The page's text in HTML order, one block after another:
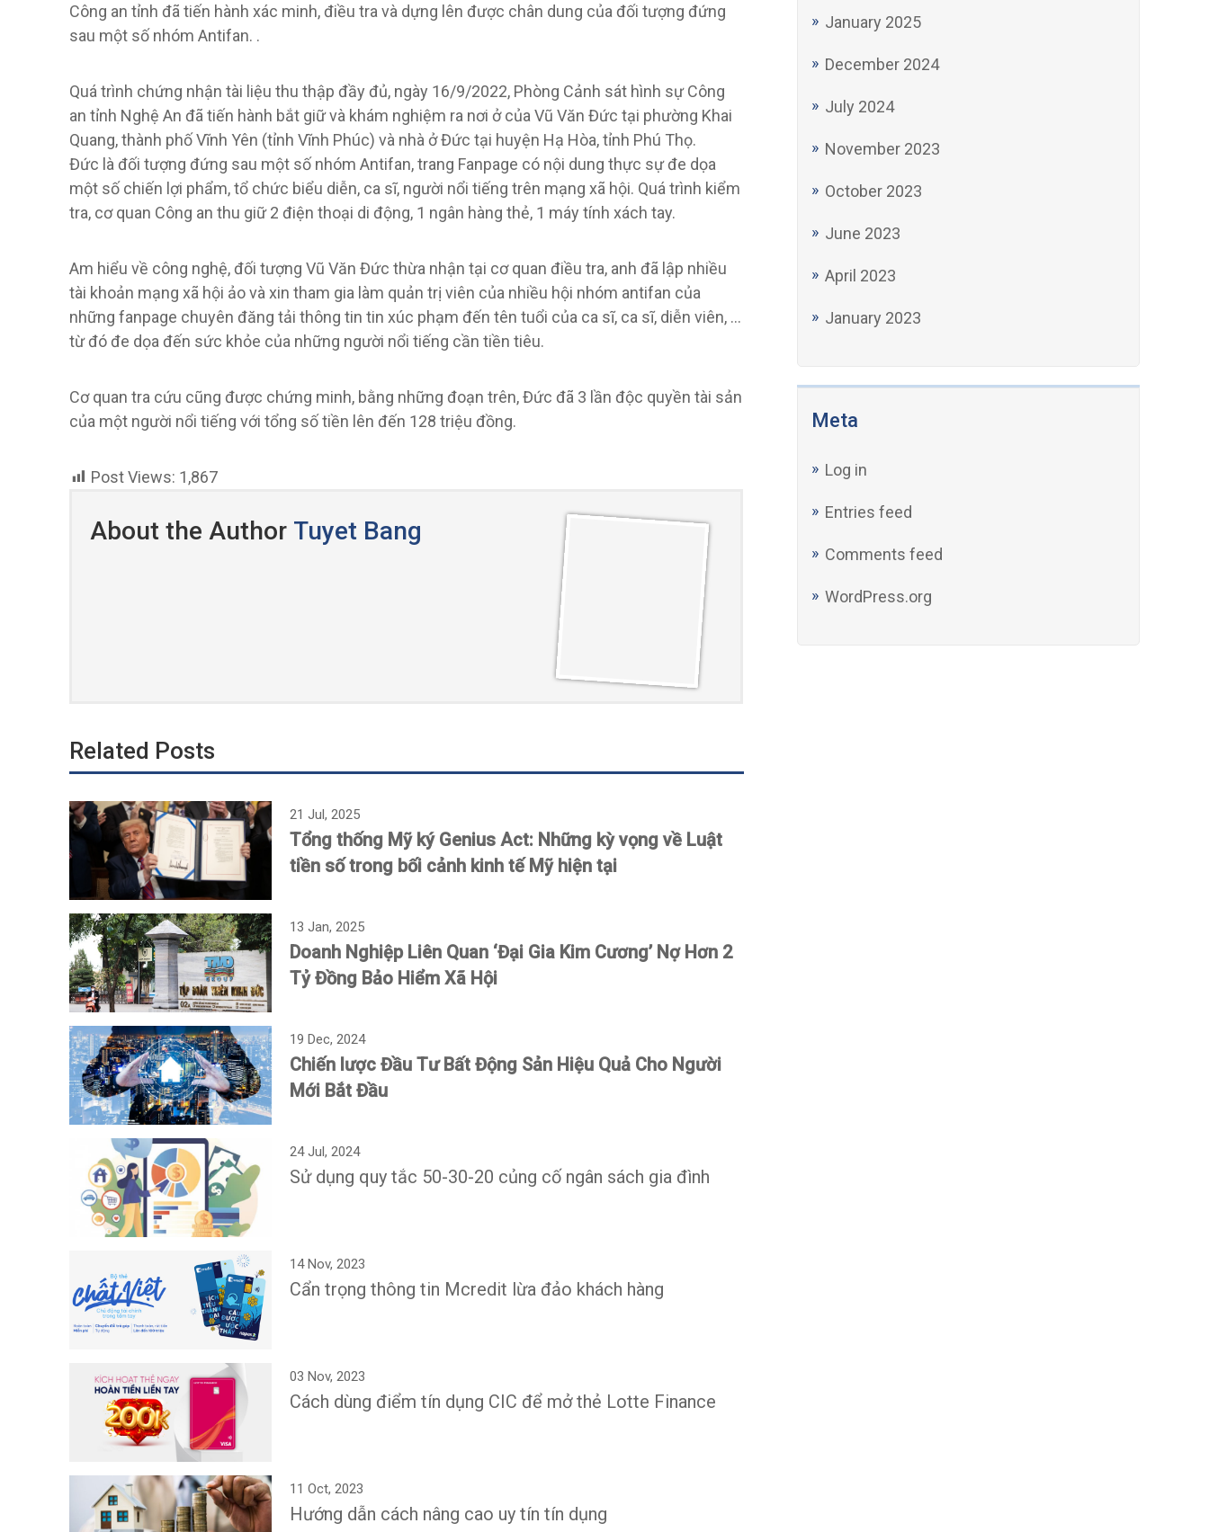
January 2025
December 2024
July 2024
November 2023
October 2023
June 2023
April 2023
January 2023
Meta
Log in
Entries feed
Comments feed
WordPress.org
Công an tỉnh đã tiến hành xác minh, điều tra và dựng lên được chân dung của đối tượng đứng
sau một số nhóm Antifan. .
Quá trình chứng nhận tài liệu thu thập đầy đủ, ngày 16/9/2022, Phòng Cảnh sát hình sự Công
an tỉnh Nghệ An đã tiến hành bắt giữ và khám nghiệm ra nơi ở của Vũ Văn Đức tại phường Khai
Quang, thành phố Vĩnh Yên (tỉnh Vĩnh Phúc) và nhà ở Đức tại huyện Hạ Hòa, tỉnh Phú Thọ.
Đức là đối tượng đứng sau một số nhóm Antifan, trang Fanpage có nội dung thực sự đe dọa
một số chiến lợi phẩm, tổ chức biểu diễn, ca sĩ, người nổi tiếng trên mạng xã hội. Quá trình kiểm
tra, cơ quan Công an thu giữ 2 điện thoại di động, 1 ngân hàng thẻ, 1 máy tính xách tay.
Am hiểu về công nghệ, đối tượng Vũ Văn Đức thừa nhận tại cơ quan điều tra, anh đã lập nhiều
tài khoản mạng xã hội ảo và xin tham gia làm quản trị viên của nhiều hội nhóm antifan của
những fanpage chuyên đăng tải thông tin tin xúc phạm đến tên tuổi của ca sĩ, ca sĩ, diễn viên, …
từ đó đe dọa đến sức khỏe của những người nổi tiếng cần tiền tiêu.
Cơ quan tra cứu cũng được chứng minh, bằng những đoạn trên, Đức đã 3 lần độc quyền tài sản
của một người nổi tiếng với tổng số tiền lên đến 128 triệu đồng.
Post Views: 1,867
About the Author Tuyet Bang
Related Posts
21 Jul, 2025
Tổng thống Mỹ ký Genius Act: Những kỳ vọng về Luật
tiền số trong bối cảnh kinh tế Mỹ hiện tại
13 Jan, 2025
Doanh Nghiệp Liên Quan ‘Đại Gia Kim Cương’ Nợ Hơn 2
Tỷ Đồng Bảo Hiểm Xã Hội
19 Dec, 2024
Chiến lược Đầu Tư Bất Động Sản Hiệu Quả Cho Người
Mới Bắt Đầu
24 Jul, 2024
Sử dụng quy tắc 50-30-20 củng cố ngân sách gia đình
14 Nov, 2023
Cẩn trọng thông tin Mcredit lừa đảo khách hàng
03 Nov, 2023
Cách dùng điểm tín dụng CIC để mở thẻ Lotte Finance
11 Oct, 2023
Hướng dẫn cách nâng cao uy tín tín dụng